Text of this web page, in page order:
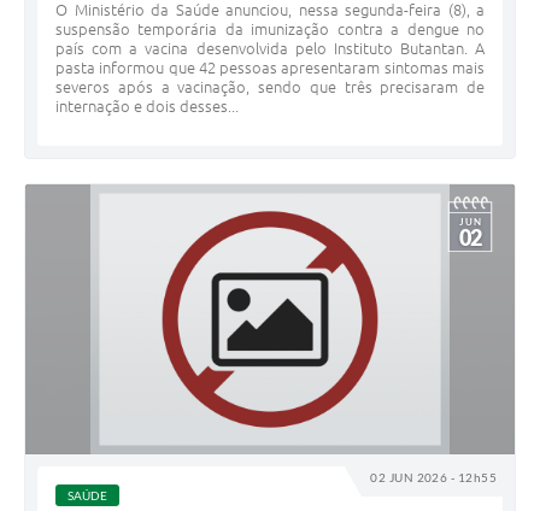
O Ministério da Saúde anunciou, nessa segunda-feira (8), a
suspensão temporária da imunização contra a dengue no
país com a vacina desenvolvida pelo Instituto Butantan. A
pasta informou que 42 pessoas apresentaram sintomas mais
severos após a vacinação, sendo que três precisaram de
internação e dois desses...
02 JUN 2026 - 12h55
JUN
02
SAÚDE